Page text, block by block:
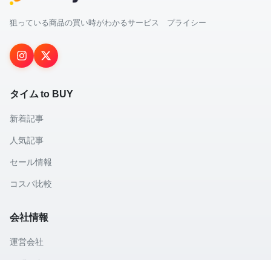
狙っている商品の買い時がわかるサービス プライシー
タイム to BUY
新着記事
人気記事
セール情報
コスパ比較
会社情報
運営会社